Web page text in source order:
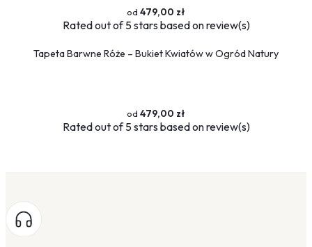
479,00 zł
Ratedout of 5 stars based onreview(s)
Tapeta Barwne Róże – Bukiet Kwiatów w Ogród Natury
479,00 zł
Ratedout of 5 stars based onreview(s)